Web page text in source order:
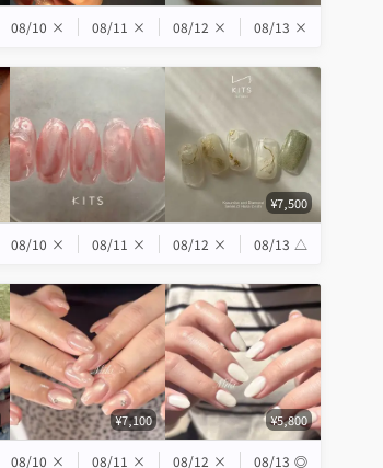
08/10 × 08/11 × 08/12 × 08/13 ×
¥7,500
08/10 × 08/11 × 08/12 × 08/13 △
¥7,100 ¥5,800
08/10 × 08/11 × 08/12 × 08/13 ◎